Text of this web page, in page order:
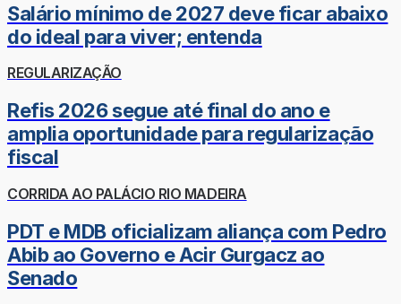
Salário mínimo de 2027 deve ficar abaixo
do ideal para viver; entenda
REGULARIZAÇÃO
Refis 2026 segue até final do ano e
amplia oportunidade para regularização
fiscal
CORRIDA AO PALÁCIO RIO MADEIRA
PDT e MDB oficializam aliança com Pedro
Abib ao Governo e Acir Gurgacz ao
Senado